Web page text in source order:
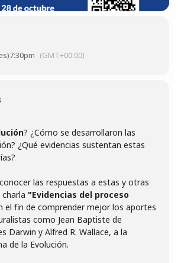
7:30pm (GMT+00:00)
? ¿Cómo se desarrollaron las
¿Qué evidencias sustentan estas
las respuestas a estas y otras
"Evidencias del proceso
el fin de comprender mejor los aportes
como Jean Baptiste de
Darwin y Alfred R. Wallace, a la
de la Evolución.